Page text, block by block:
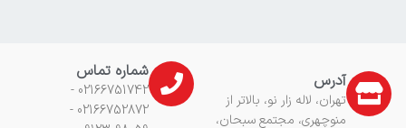
آدرس
تهران، لاله زار نو، بالاتر از
منوچهری، مجتمع سبحان،
شماره تماس
02166751742 -
02166752872 -